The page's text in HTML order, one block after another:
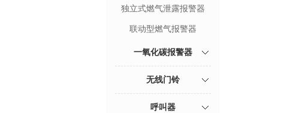
独立式燃气泄露报警器
联动型燃气报警器
一氧化碳报警器
无线门铃
呼叫器